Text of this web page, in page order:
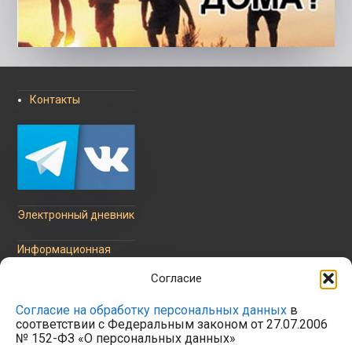
Согласие
Согласие на обработку персональных данных в
соответствии с Федеральным законом от 27.07.2006
№ 152-ФЗ «О персональных данных»
Контакты
Электронный дневник
Информационная